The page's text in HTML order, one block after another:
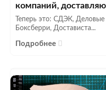
компаний,
Теперь это: СДЭК,
Боксберри, Достависта...
Подробнее